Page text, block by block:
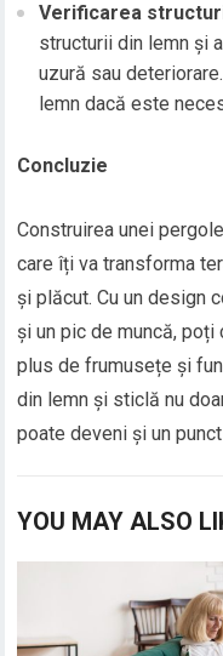
Verificarea
structurii din lemn și
uzură sau
lemn dacă este
Concluzie
Construirea unei
care îți va transforma
și plăcut. Cu un design
și un pic de muncă,
plus de frumusețe și
din lemn și sticlă nu
poate deveni și un
YOU MAY ALSO